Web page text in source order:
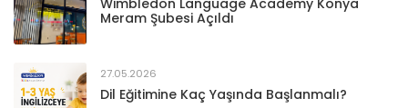
Meram Şubesi Açıldı
27.05.2026
Dil Eğitimine Kaç Yaşında Başlanmalı?